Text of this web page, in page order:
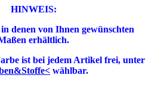
HINWEIS:
denen von Ihnen gewünschten
erhältlich.
ist bei jedem Artikel frei, unter
wählbar.